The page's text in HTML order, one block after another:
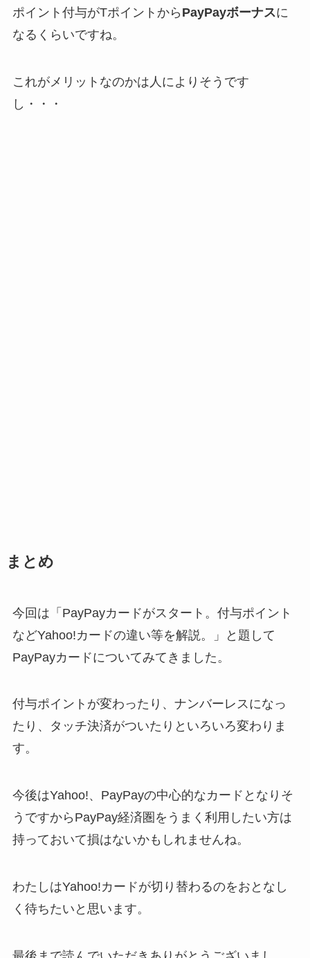
ポイント付与がTポイントから PayPayボーナスに
なるくらいですね。
これがメリットなのかは人によりそうです
し・・・
まとめ
今回は「PayPayカードがスタート。付与ポイント
などYahoo!カードの違い等を解説。」と題して
PayPayカードについてみてきました。
付与ポイントが変わったり、ナンバーレスになっ
たり、タッチ決済がついたりといろいろ変わりま
す。
今後はYahoo!、PayPayの中心的なカードとなりそ
うですからPayPay経済圏をうまく利用したい方は
持っておいて損はないかもしれませんね。
わたしはYahoo!カードが切り替わるのをおとなし
く待ちたいと思います。